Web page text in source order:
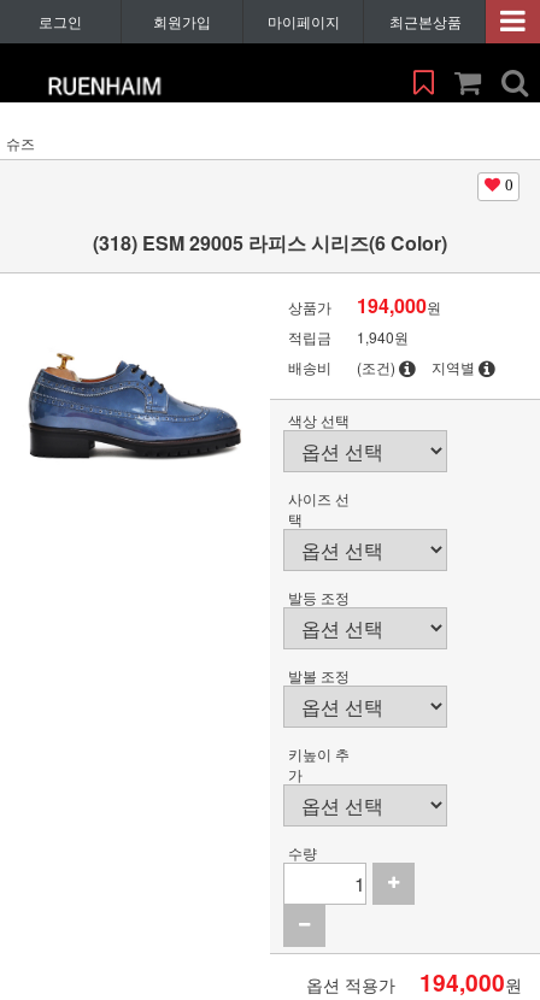
로그인 회원가입 마이페이지 최근본상품
슈즈
0
(318) ESM 29005 라피스 시리즈(6 Color)
상품가 194,000원
적립금
1,940원
배송비
(조건) 지역별
색상 선택
사이즈 선
택
발등 조정
발볼 조정
키높이 추
가
수량
옵션 적용가 194,000원